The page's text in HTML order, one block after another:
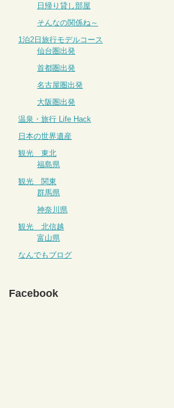
日帰り貸し部屋
そんなの関係ね～
1泊2日旅行モデルコース
仙台圏出発
首都圏出発
名古屋圏出発
大阪圏出発
温泉・旅行 Life Hack
日本の世界遺産
観光 東北
福島県
観光 関東
群馬県
神奈川県
観光 北信越
富山県
なんでもブログ
Facebook